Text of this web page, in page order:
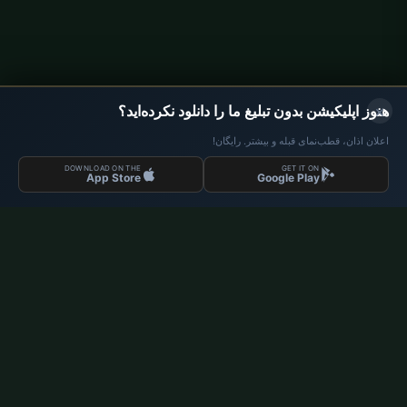
اوقات نماز آلمان
اوقات نماز Berlin
اوقات نماز Hamburg
×
هنوز اپلیکیشن بدون تبلیغ ما را دانلود نکرده‌اید؟
اعلان اذان، قطب‌نمای قبله و بیشتر. رایگان!
GET IT ON
Google Play
DOWNLOAD ON THE
App Store